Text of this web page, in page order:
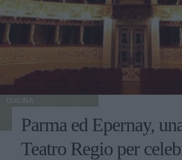
CUCINA
Parma ed Epernay,
Teatro Regio per